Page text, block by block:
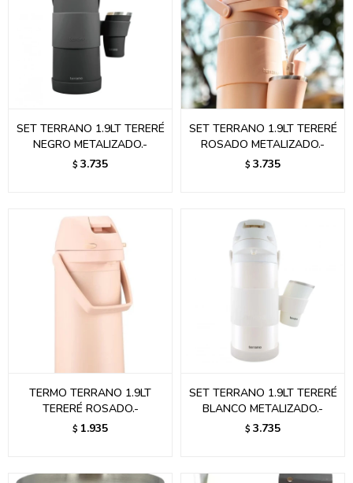
SET TERRANO 1.9LT TERERÉ
NEGRO METALIZADO.-
$ 3.735
SET TERRANO 1.9LT TERERÉ
ROSADO METALIZADO.-
$ 3.735
TERMO TERRANO 1.9LT
TERERÉ ROSADO.-
$ 1.935
SET TERRANO 1.9LT TERERÉ
BLANCO METALIZADO.-
$ 3.735